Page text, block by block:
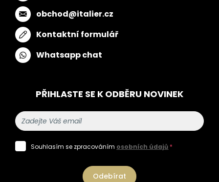
obchod@italier.cz
Kontaktní formulář
Whatsapp chat
PŘIHLASTE SE K ODBĚRU NOVINEK
Souhlasím se zpracováním osobních údajů *
Odebírat